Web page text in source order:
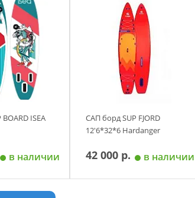
ISEA
в наличии
САП борд SUP FJORD
12'6*32*6 Hardanger
42 000 р. в наличии